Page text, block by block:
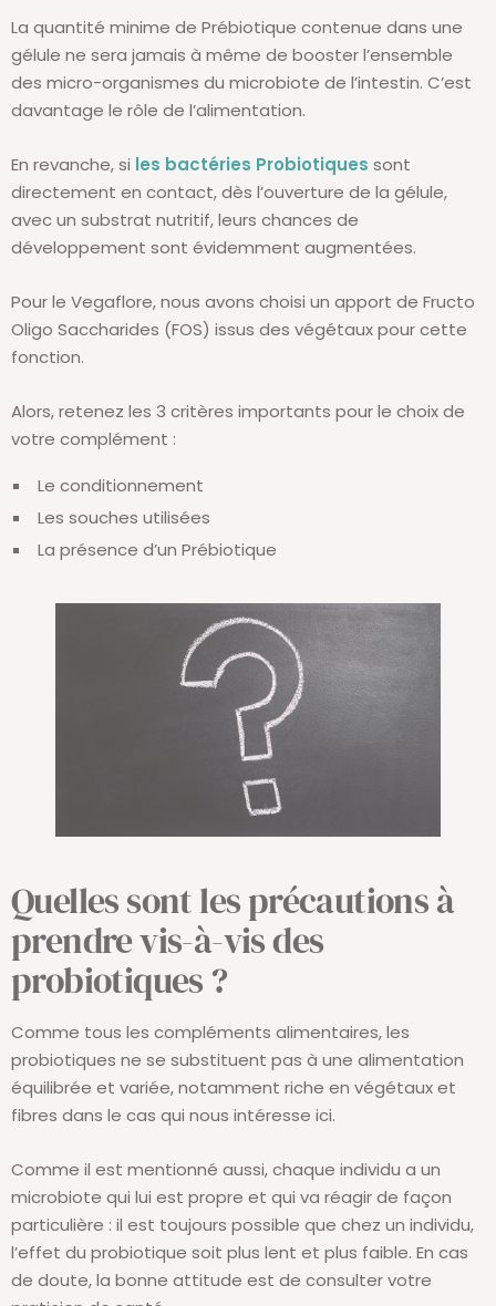
La quantité minime de Prébiotique contenue dans une
gélule ne sera jamais à même de booster l’ensemble
des micro-organismes du microbiote de l’intestin. C’est
davantage le rôle de l’alimentation.
En revanche, si les bactéries Probiotiques sont
directement en contact, dès l’ouverture de la gélule,
avec un substrat nutritif, leurs chances de
développement sont évidemment augmentées.
Pour le Vegaflore, nous avons choisi un apport de Fructo
Oligo Saccharides (FOS) issus des végétaux pour cette
fonction.
Alors, retenez les 3 critères importants pour le choix de
votre complément :
Le conditionnement
Les souches utilisées
La présence d’un Prébiotique
Quelles sont les précautions à
prendre vis-à-vis des
probiotiques ?
Comme tous les compléments alimentaires, les
probiotiques ne se substituent pas à une alimentation
équilibrée et variée, notamment riche en végétaux et
fibres dans le cas qui nous intéresse ici.
Comme il est mentionné aussi, chaque individu a un
microbiote qui lui est propre et qui va réagir de façon
particulière : il est toujours possible que chez un individu,
l’effet du probiotique soit plus lent et plus faible. En cas
de doute, la bonne attitude est de consulter votre